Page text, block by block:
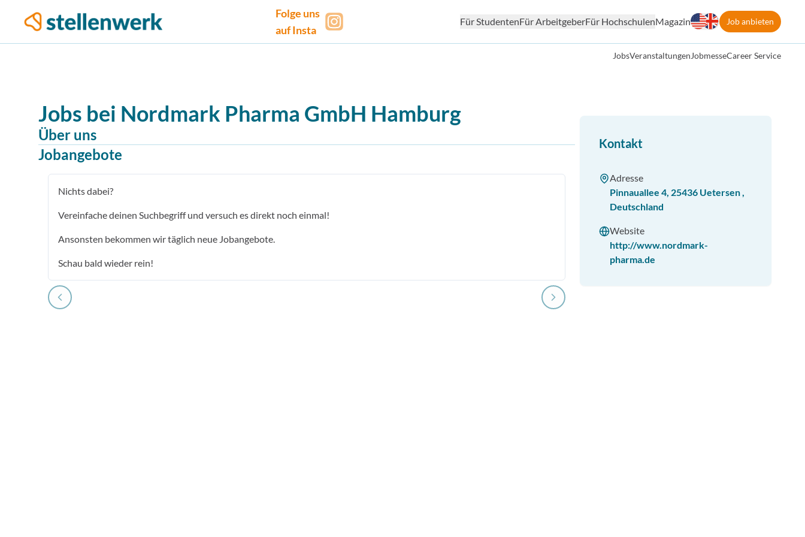
Folge uns
auf Insta
Für StudentenFür ArbeitgeberFür HochschulenMagazin Job anbieten
JobsVeranstaltungenJobmesseCareer Service
Jobs bei Nordmark Pharma GmbH Hamburg
Über uns
Jobangebote
Nichts dabei?
Vereinfache deinen Suchbegriff und versuch es direkt noch einmal!
Ansonsten bekommen wir täglich neue Jobangebote.
Schau bald wieder rein!
Kontakt
Adresse
Pinnauallee 4, 25436 Uetersen,
Deutschland
Website
http://www.nordmark-
pharma.de